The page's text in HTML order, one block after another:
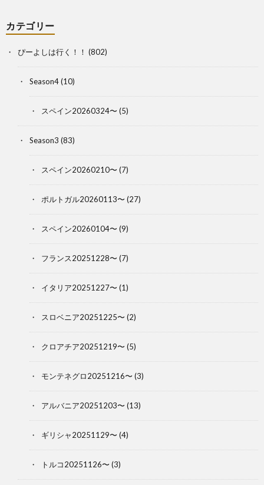
カテゴリー
ぴーよしは行く！！ (802)
Season4(10)
スペイン20260324〜 (5)
Season3 (83)
スペイン20260210〜 (7)
ポルトガル20260113〜 (27)
スペイン20260104〜 (9)
フランス20251228〜 (7)
イタリア20251227〜 (1)
スロベニア20251225〜 (2)
クロアチア20251219〜 (5)
モンテネグロ20251216〜 (3)
アルバニア20251203〜 (13)
ギリシャ20251129〜 (4)
トルコ20251126〜 (3)